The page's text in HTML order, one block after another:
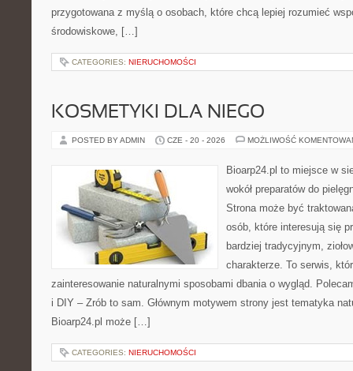
przygotowana z myślą o osobach, które chcą lepiej rozumieć
środowiskowe, […]
CATEGORIES: NIERUCHOMOŚCI
KOSMETYKI DLA NIEGO
POSTED BY ADMIN CZE - 20 - 2026 MOŻLIWOŚĆ
Bioarp24.pl to miejsce w
wokół preparatów do
Strona może być
osób, które interesują się
bardziej tradycyjnym,
charakterze. To serwis,
zainteresowanie naturalnymi sposobami dbania o wygląd.
i DIY – Zrób to sam. Głównym motywem strony jest tematyka
Bioarp24.pl może […]
CATEGORIES: NIERUCHOMOŚCI